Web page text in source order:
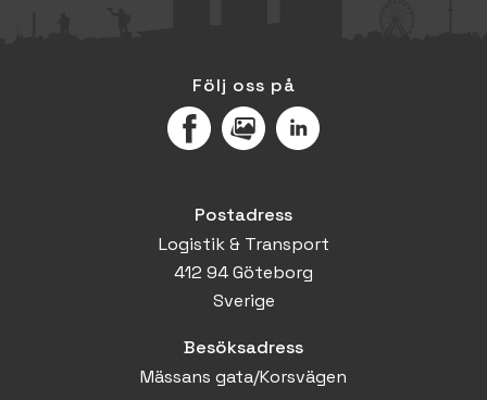
Följ oss på
FacebookMediaPortal
LinkedIn
Postadress
Logistik & Transport
412 94 Göteborg
Sverige
Besöksadress
Mässans gata/Korsvägen